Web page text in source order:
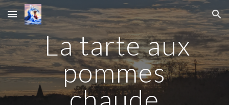
Skip to main content Skip to navigation
La tarte aux
pommes